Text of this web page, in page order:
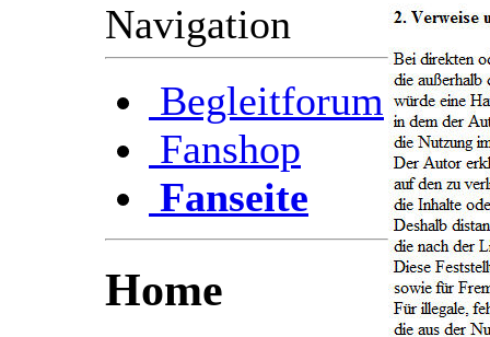
Navigation
Begleitforum
Fanshop
Fanseite
Home